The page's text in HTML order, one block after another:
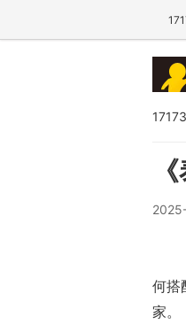
17173
何搭
家。